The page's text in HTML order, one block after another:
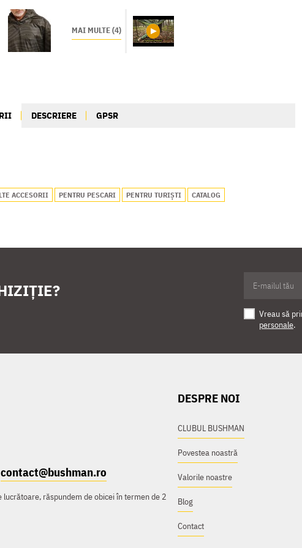
MAI MULTE (4)
DESCRIERE GPSR
ACCESORII PENTRU PESCARI PENTRU TURIȘTI CATALOG
Vreau să
personale.
contact@bushman.ro
lucrătoare, răspundem de obicei în termen de 2
DESPRE NOI
CLUBUL BUSHMAN
Povestea noastră
Valorile noastre
Blog
Contact